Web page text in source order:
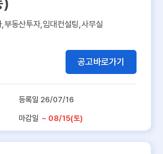
)
부동산투자,임대컨설팅,사무실
공고바로가기
등록일 26/07/16
마감일 ~ 08/15(토)